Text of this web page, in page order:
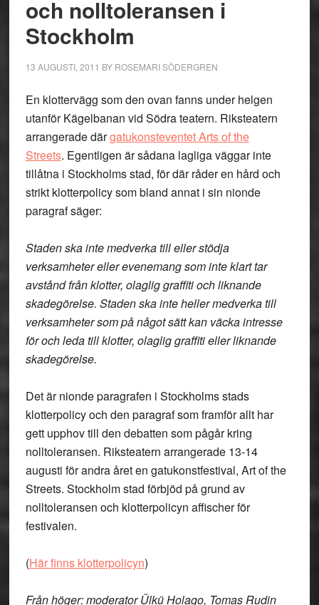
och nolltoleransen i
Stockholm
13 AUGUSTI, 2011 BY ROSEMARI SÖDERGREN
En klottervägg som den ovan fanns under helgen
utanför Kägelbanan vid Södra teatern. Riksteatern
arrangerade därgatukonsteventet Arts of the
Streets. Egentligen är sådana lagliga väggar inte
tillåtna i Stockholms stad, för där råder en hård och
strikt klotterpolicy som bland annat i sin nionde
paragraf säger:
Staden ska inte medverka till eller stödja
verksamheter eller evenemang som inte klart tar
avstånd från klotter, olaglig graffiti och liknande
skadegörelse. Staden ska inte heller medverka till
verksamheter som på något sätt kan väcka intresse
för och leda till klotter, olaglig graffiti eller liknande
skadegörelse.
Det är nionde paragrafen i Stockholms stads
klotterpolicy och den paragraf som framför allt har
gett upphov till den debatten som pågår kring
nolltoleransen. Riksteatern arrangerade 13-14
augusti för andra året en gatukonstfestival, Art of the
Streets. Stockholm stad förbjöd på grund av
nolltoleransen och klotterpolicyn affischer för
festivalen.
(Här finns klotterpolicyn)
Från höger: moderator Ülkü Holago, Tomas Rudin